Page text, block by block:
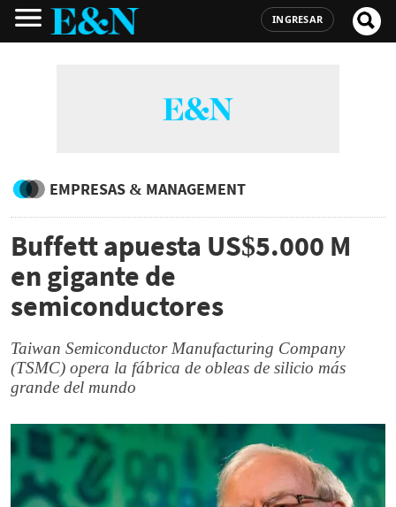
INGRESAR
EMPRESAS & MANAGEMENT
Buffett apuesta US$5.000 M
en gigante de
semiconductores
Taiwan Semiconductor Manufacturing Company
(TSMC) opera la fábrica de obleas de silicio más
grande del mundo